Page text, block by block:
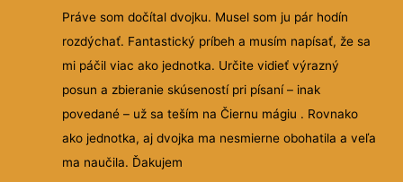
Práve som dočítal dvojku. Musel som ju pár hodín
rozdýchať. Fantastický príbeh a musím napísať, že sa
mi páčil viac ako jednotka. Určite vidieť výrazný
posun a zbieranie skúseností pri písaní – inak
povedané – už sa teším na Čiernu mágiu . Rovnako
ako jednotka, aj dvojka ma nesmierne obohatila a veľa
ma naučila. Ďakujem